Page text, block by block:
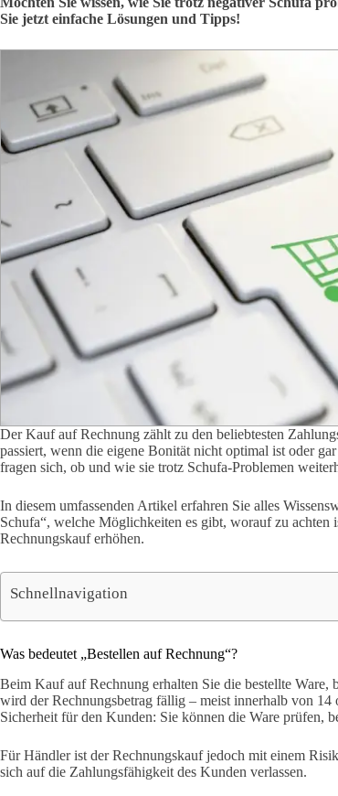
Sie jetzt einfache Lösungen und Tipps!
Der Kauf auf Rechnung zählt zu den beliebtesten
passiert, wenn die eigene Bonität nicht optimal ist oder
fragen sich, ob und wie sie trotz Schufa-Problemen
In diesem umfassenden Artikel erfahren Sie alles
Schufa“, welche Möglichkeiten es gibt, worauf zu
Rechnungskauf erhöhen.
Schnellnavigation
Was bedeutet „Bestellen auf Rechnung“?
Beim Kauf auf Rechnung erhalten Sie die bestellte Ware,
wird der Rechnungsbetrag fällig – meist innerhalb von
Sicherheit für den Kunden: Sie können die Ware prüfen,
Für Händler ist der Rechnungskauf jedoch mit einem
sich auf die Zahlungsfähigkeit des Kunden verlassen.